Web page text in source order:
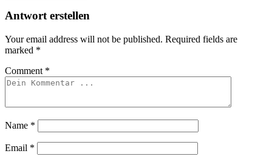
Antwort erstellen
Your email address will not be published. Required fields are
marked *
Comment *
Name *
Email *